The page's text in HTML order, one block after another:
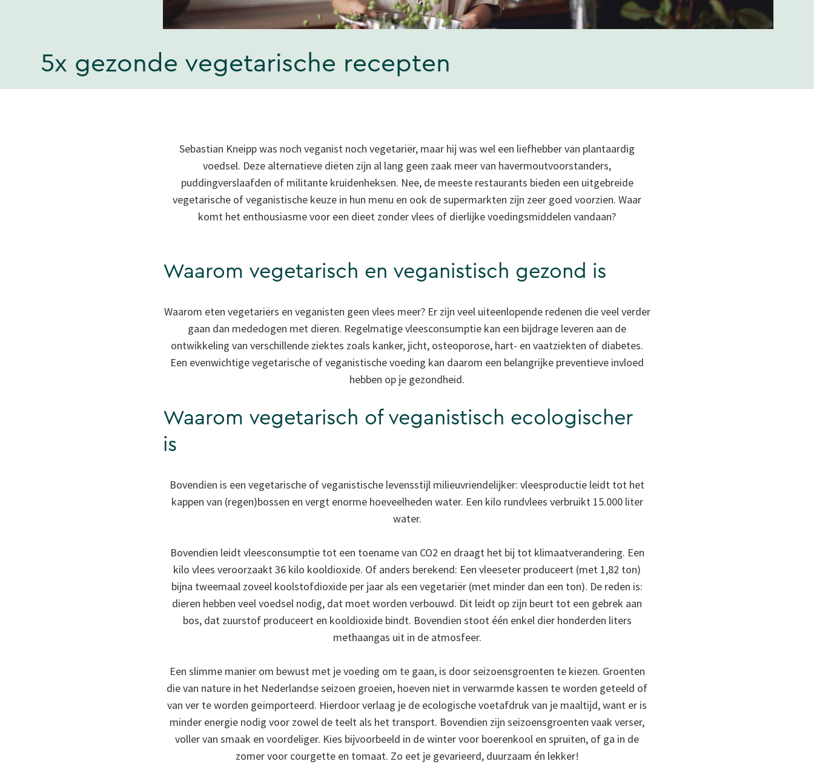
5x gezonde vegetarische recepten
Sebastian Kneipp was noch veganist noch vegetariër, maar hij was wel een liefhebber van plantaardig
voedsel. Deze alternatieve diëten zijn al lang geen zaak meer van havermoutvoorstanders,
puddingverslaafden of militante kruidenheksen. Nee, de meeste restaurants bieden een uitgebreide
vegetarische of veganistische keuze in hun menu en ook de supermarkten zijn zeer goed voorzien. Waar
komt het enthousiasme voor een dieet zonder vlees of dierlijke voedingsmiddelen vandaan?
Waarom vegetarisch en veganistisch gezond is
Waarom eten vegetariërs en veganisten geen vlees meer? Er zijn veel uiteenlopende redenen die veel verder
gaan dan mededogen met dieren. Regelmatige vleesconsumptie kan een bijdrage leveren aan de
ontwikkeling van verschillende ziektes zoals kanker, jicht, osteoporose, hart- en vaatziekten of diabetes.
Een evenwichtige vegetarische of veganistische voeding kan daarom een belangrijke preventieve invloed
hebben op je gezondheid.
Waarom vegetarisch of veganistisch ecologischer
is
Bovendien is een vegetarische of veganistische levensstijl milieuvriendelijker: vleesproductie leidt tot het
kappen van (regen)bossen en vergt enorme hoeveelheden water. Een kilo rundvlees verbruikt 15.000 liter
water.
Bovendien leidt vleesconsumptie tot een toename van CO2 en draagt het bij tot klimaatverandering. Een
kilo vlees veroorzaakt 36 kilo kooldioxide. Of anders berekend: Een vleeseter produceert (met 1,82 ton)
bijna tweemaal zoveel koolstofdioxide per jaar als een vegetariër (met minder dan een ton). De reden is:
dieren hebben veel voedsel nodig, dat moet worden verbouwd. Dit leidt op zijn beurt tot een gebrek aan
bos, dat zuurstof produceert en kooldioxide bindt. Bovendien stoot één enkel dier honderden liters
methaangas uit in de atmosfeer.
Een slimme manier om bewust met je voeding om te gaan, is door seizoensgroenten te kiezen. Groenten
die van nature in het Nederlandse seizoen groeien, hoeven niet in verwarmde kassen te worden geteeld of
van ver te worden geïmporteerd. Hierdoor verlaag je de ecologische voetafdruk van je maaltijd, want er is
minder energie nodig voor zowel de teelt als het transport. Bovendien zijn seizoensgroenten vaak verser,
voller van smaak en voordeliger. Kies bijvoorbeeld in de winter voor boerenkool en spruiten, of ga in de
zomer voor courgette en tomaat. Zo eet je gevarieerd, duurzaam én lekker!